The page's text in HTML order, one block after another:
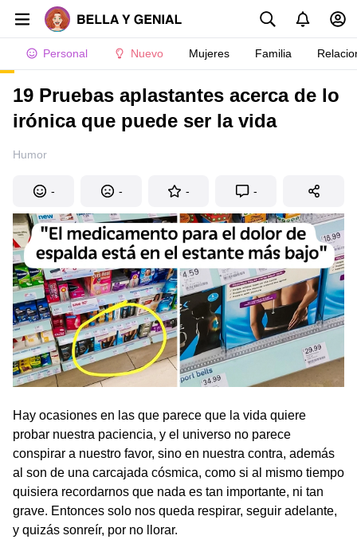
Personal Nuevo Mujeres Familia
19 Pruebas aplastantes acerca de lo
irónica que puede ser la vida
Humor
- - - -
Hay ocasiones en las que parece que la vida quiere
probar nuestra paciencia, y el universo no parece
conspirar a nuestro favor, sino en nuestra contra, además
al son de una carcajada cósmica, como si al mismo tiempo
quisiera recordarnos que nada es tan importante, ni tan
grave. Entonces solo nos queda respirar, seguir adelante,
y quizás sonreír, por no llorar.